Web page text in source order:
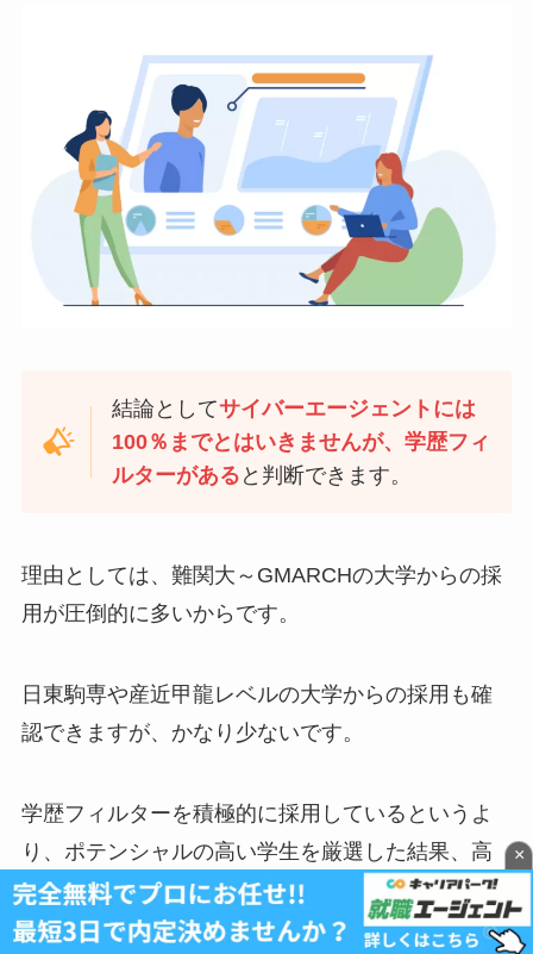
結論としてサイバーエージェントには
100％までとはいきませんが、学歴フィ
ルターがある と判断できます。
理由としては、 難関大～GMARCHの大学からの採
用が圧倒的に多いからです。
日東駒専や産近甲龍レベルの大学からの採用も確
認できますが、かなり少ないです。
学歴フィルターを積極的に採用しているというよ
り、ポテンシャルの高い学生を厳選した結果、高
学歴の学生が多く採用されたと考えた方がよさそ
うです。
×